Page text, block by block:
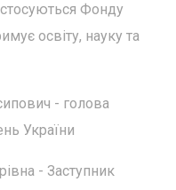
Фонду
освіту, науку та
- голова
України
- Заступник